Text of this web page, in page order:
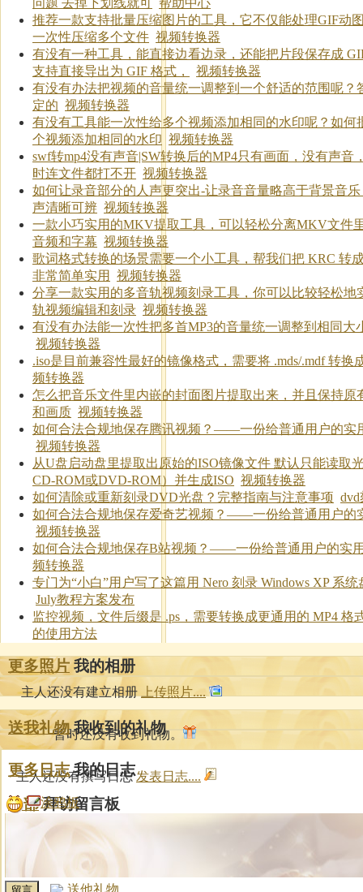
推荐一款支持批量压缩图片的工具，它不仅能处理GIF动
一次性压缩多个文件 视频转换器
有没有一种工具，能直接边看边录，还能把片段保存成
支持直接导出为 GIF 格式，
视频转换器
有没有办法把视频的音量统一调整到一个舒适的范围呢？
定的 视频转换器
有没有工具能一次性给多个视频添加相同的水印呢？如何
个视频添加相同的水印 视频转换器
swf转mp4没有声音|SW转换后的MP4只有画面，没有声音
时连文件都打不开 视频转换器
如何让录音部分的人声更突出-让录音音量略高于背景音
声清晰可辨 视频转换器
一款小巧实用的MKV提取工具，可以轻松分离MKV文件
音频和字幕 视频转换器
歌词格式转换的场景需要一个小工具，帮我们把 KRC 转
非常简单实用
视频转换器
分享一款实用的多音轨视频刻录工具，你可以比较轻松地
轨视频编辑和刻录 视频转换器
有没有办法能一次性把多首MP3的音量统一调整到相同大
视频转换器
.iso是目前兼容性最好的镜像格式，需要将 .mds/.mdf 转换
频转换器
怎么把音乐文件里内嵌的封面图片提取出来，并且保持原
和画质 视频转换器
如何合法合规地保存腾讯视频？——一份给普通用户的实
视频转换器
从U盘启动盘里提取出原始的ISO镜像文件 默认只能读取
CD-ROM或DVD-ROM）并生成ISO 视频转换器
如何清除或重新刻录DVD光盘？完整指南与注意事项
如何合法合规地保存爱奇艺视频？——一份给普通用户的
视频转换器
如何合法合规地保存B站视频？——一份给普通用户的实
频转换器
专门为“小白”用户写了这篇用 Nero 刻录 Windows XP 系统
July教程方案发布
监控视频，文件后缀是 .ps，需要转换成更通用的 MP4 格
的使用方法
更多照片我的相册
主人还没有建立相册 上传照片....
送我礼物我收到的礼物
暂时还没有收到礼物。
更多日志我的日志
主人还没有撰写日志发表日志....
全部拜访留言板
涂鸦板
送他礼物